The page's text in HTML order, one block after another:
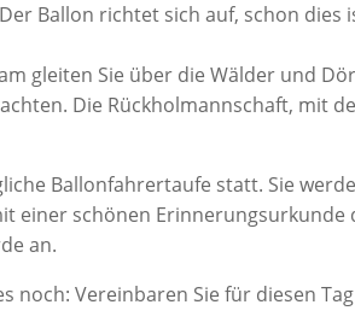
Ballon richtet sich auf, schon dies
gleiten Sie über die Wälder und
Die Rückholmannschaft, mit
Ballonfahrertaufe statt. Sie
einer schönen Erinnerungsurkunde
an.
Vereinbaren Sie für diesen